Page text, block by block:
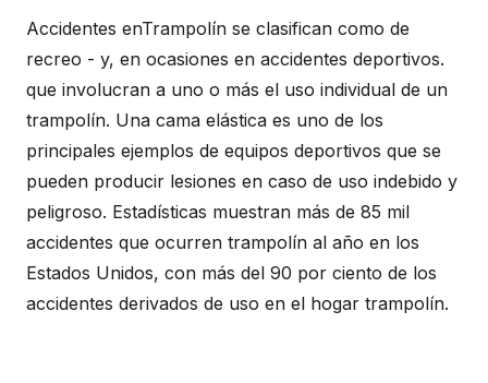
Accidentes enTrampolín se clasifican como de
recreo - y, en ocasiones en accidentes deportivos.
que involucran a uno o más el uso individual de un
trampolín. Una cama elástica es uno de los
principales ejemplos de equipos deportivos que se
pueden producir lesiones en caso de uso indebido y
peligroso. Estadísticas muestran más de 85 mil
accidentes que ocurren trampolín al año en los
Estados Unidos, con más del 90 por ciento de los
accidentes derivados de uso en el hogar trampolín.